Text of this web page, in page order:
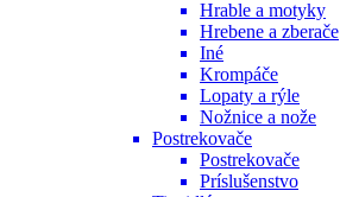
Hrable a motyky
Hrebene a zberače
Iné
Krompáče
Lopaty a rýle
Nožnice a nože
Postrekovače
Postrekovače
Príslušenstvo